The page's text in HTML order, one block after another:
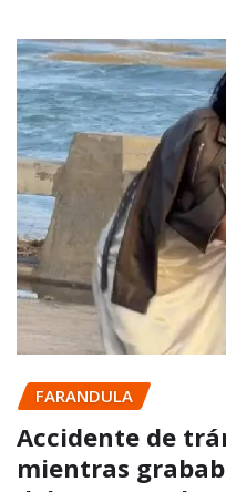
FARANDULA
Accidente de
mientras